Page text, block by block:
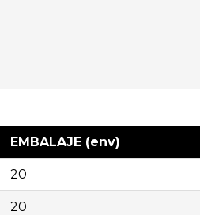
EMBALAJE (env)
20
20